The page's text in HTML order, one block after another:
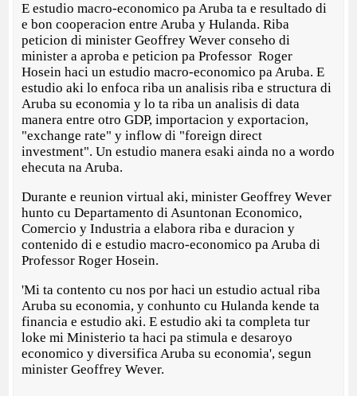
E estudio macro-economico pa Aruba ta e resultado di
e bon cooperacion entre Aruba y Hulanda. Riba
peticion di minister Geoffrey Wever conseho di
minister a aproba e peticion pa Professor Roger
Hosein haci un estudio macro-economico pa Aruba. E
estudio aki lo enfoca riba un analisis riba e structura di
Aruba su economia y lo ta riba un analisis di data
manera entre otro GDP, importacion y exportacion,
"exchange rate" y inflow di "foreign direct
investment". Un estudio manera esaki ainda no a wordo
ehecuta na Aruba.
Durante e reunion virtual aki, minister Geoffrey Wever
hunto cu Departamento di Asuntonan Economico,
Comercio y Industria a elabora riba e duracion y
contenido di e estudio macro-economico pa Aruba di
Professor Roger Hosein.
'Mi ta contento cu nos por haci un estudio actual riba
Aruba su economia, y conhunto cu Hulanda kende ta
financia e estudio aki. E estudio aki ta completa tur
loke mi Ministerio ta haci pa stimula e desaroyo
economico y diversifica Aruba su economia', segun
minister Geoffrey Wever.